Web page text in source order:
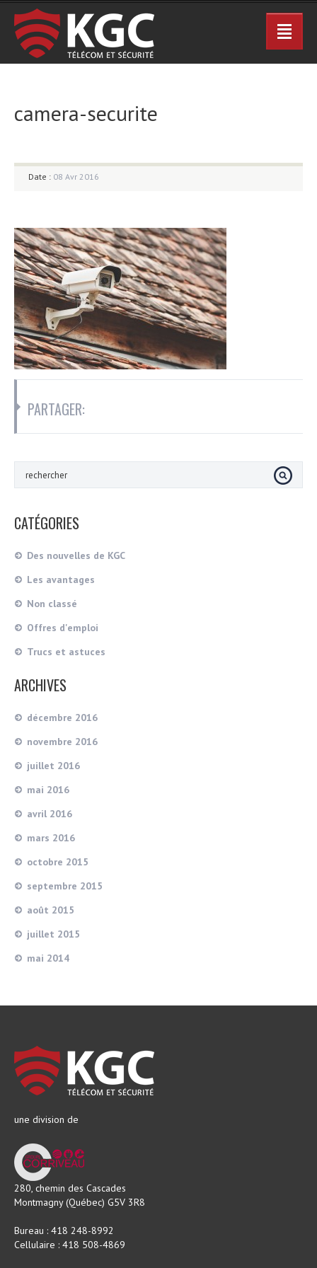
camera-securite
Date : 08 Avr 2016
PARTAGER:
CATÉGORIES
Des nouvelles de KGC
Les avantages
Non classé
Offres d'emploi
Trucs et astuces
ARCHIVES
décembre 2016
novembre 2016
juillet 2016
mai 2016
avril 2016
mars 2016
octobre 2015
septembre 2015
août 2015
juillet 2015
mai 2014
une division de
280, chemin des Cascades
Montmagny (Québec) G5V 3R8
Bureau : 418 248-8992
Cellulaire : 418 508-4869